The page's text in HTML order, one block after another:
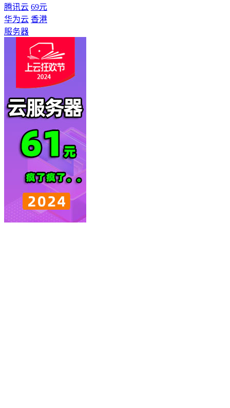
腾讯云 69元
华为云 香港
服务器